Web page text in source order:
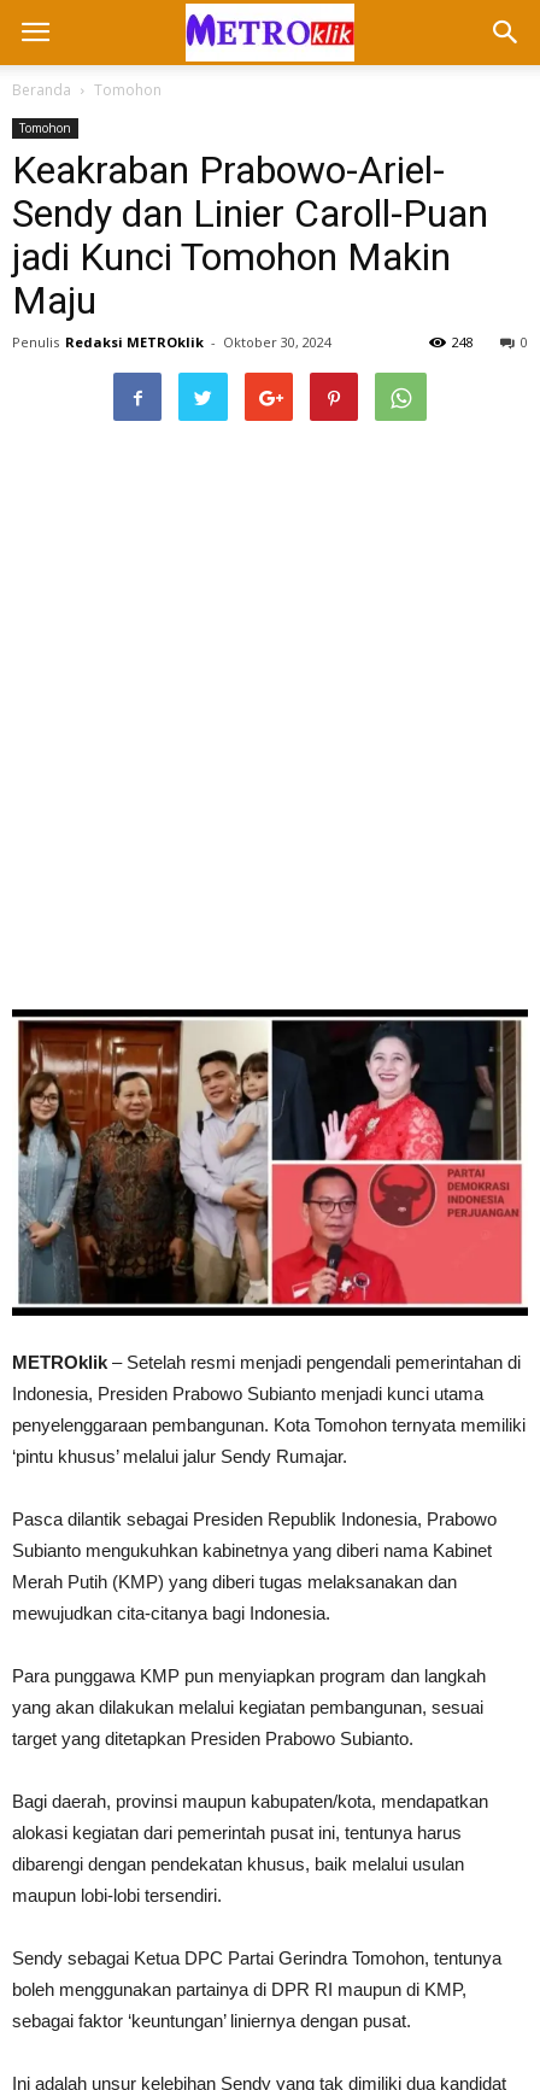
Beranda Tomohon
Tomohon
Keakraban Prabowo-Ariel-
Sendy dan Linier Caroll-Puan
jadi Kunci Tomohon Makin
Maju
Penulis Redaksi METROklik - Oktober 30, 2024 0
248
METROklik – Setelah resmi menjadi pengendali pemerintahan di
Indonesia, Presiden Prabowo Subianto menjadi kunci utama
penyelenggaraan pembangunan. Kota Tomohon ternyata memiliki
‘pintu khusus’ melalui jalur Sendy Rumajar.
Pasca dilantik sebagai Presiden Republik Indonesia, Prabowo
Subianto mengukuhkan kabinetnya yang diberi nama Kabinet
Merah Putih (KMP) yang diberi tugas melaksanakan dan
mewujudkan cita-citanya bagi Indonesia.
Para punggawa KMP pun menyiapkan program dan langkah
yang akan dilakukan melalui kegiatan pembangunan, sesuai
target yang ditetapkan Presiden Prabowo Subianto.
Bagi daerah, provinsi maupun kabupaten/kota, mendapatkan
alokasi kegiatan dari pemerintah pusat ini, tentunya harus
dibarengi dengan pendekatan khusus, baik melalui usulan
maupun lobi-lobi tersendiri.
Sendy sebagai Ketua DPC Partai Gerindra Tomohon, tentunya
boleh menggunakan partainya di DPR RI maupun di KMP,
sebagai faktor ‘keuntungan’ liniernya dengan pusat.
Ini adalah unsur kelebihan Sendy yang tak dimiliki dua kandidat